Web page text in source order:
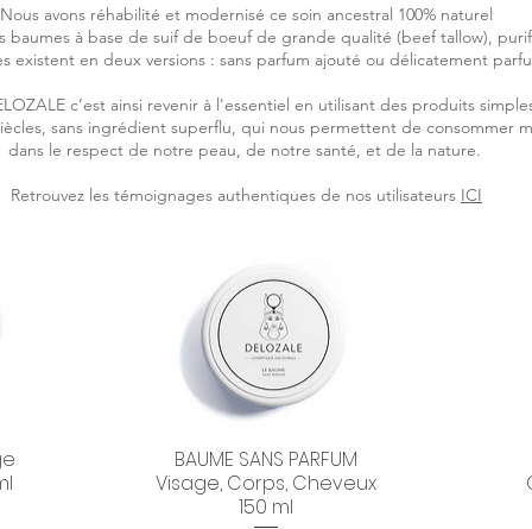
Nous avons réhabilité et modernisé ce soin ancestral 100% naturel
baumes à base de suif de boeuf de grande qualité (beef tallow),
existent en deux versions : sans parfum ajouté ou délicatement
c’est ainsi revenir à l'essentiel en utilisant des produits
sans ingrédient superflu, qui nous permettent de consommer
dans le respect de notre peau, de notre santé, et de la nature.
Retrouvez les témoignages authentiques de nos utilisateurs ICI
Aperçu rapide
BAUME SANS PARFUM
Visage, Corps, Cheveux
150 ml